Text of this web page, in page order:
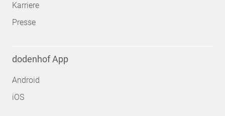
Karriere
Presse
dodenhof App
Android
iOS